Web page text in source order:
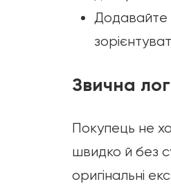
Додавайте
Звична
Покупець не
швидко й без
оригінальні